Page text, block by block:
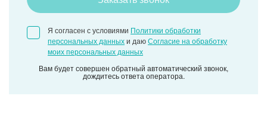
Я согласен с условиями Политики обработки
персональных данныхи даюСогласие на обработку
моих персональных данных
Вам будет совершен обратный автоматический звонок,
дождитесь ответа оператора.